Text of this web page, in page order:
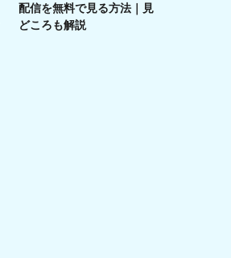
配信を無料で見る方法｜見
どころも解説